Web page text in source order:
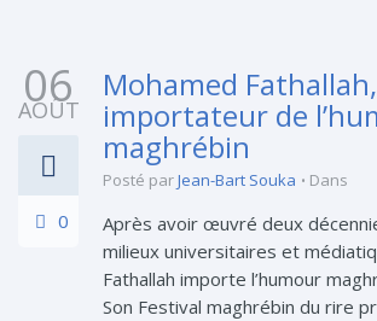
06
AOÛT
0
Mohamed Fathallah,
importateur de
maghrébin
Posté parJean-Bart Souka Dans
Après avoir œuvré deux
milieux universitaires et
Fathallah importe l’humour
Son Festival maghrébin du rire